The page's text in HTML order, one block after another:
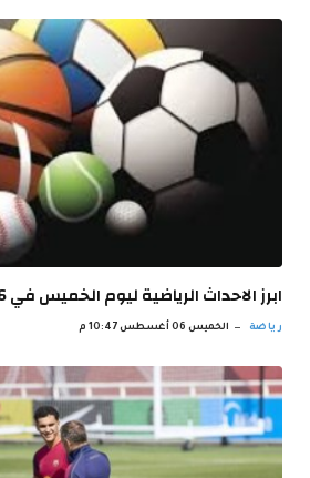
ابرز الاحداث الرياضية ليوم الخميس في 06-08-2026
رياضة الخميس 06 أغسطس 10:47 م